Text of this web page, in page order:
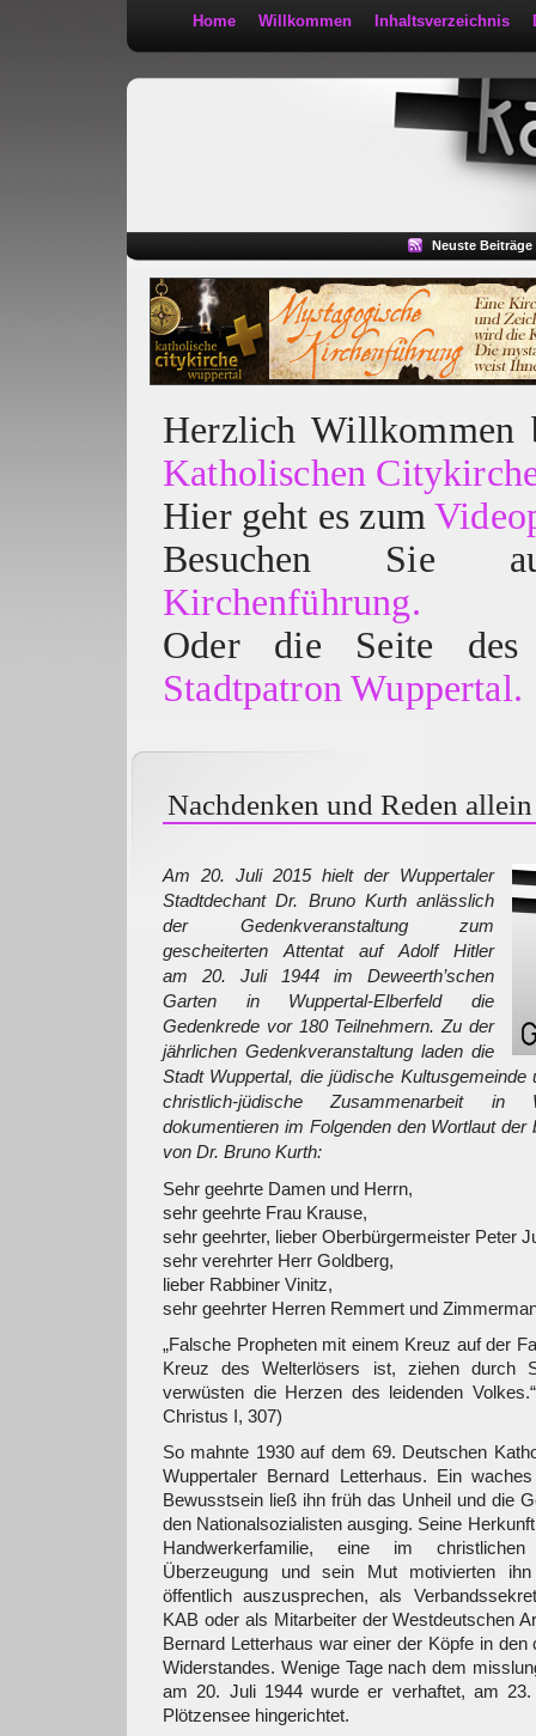
Home Willkommen Inhaltsverzeichnis
Neuste Beiträge
Herzlich
Katholischen
Hier geht es zum
Besuchen
Kirchenführung.
Oder die Seite des
Stadtpatron Wuppertal.
Nachdenken und Reden
Am 20. Juli 2015 hielt der Wuppertaler
Stadtdechant Dr. Bruno Kurth anlässlich
der Gedenkveranstaltung zum
gescheiterten Attentat auf Adolf Hitler
am 20. Juli 1944 im Deweerth’schen
Garten in Wuppertal-Elberfeld die
Gedenkrede vor 180 Teilnehmern. Zu der
jährlichen Gedenkveranstaltung laden die
Stadt Wuppertal, die jüdische
christlich-jüdische Zusammenarbeit
dokumentieren im Folgenden den Wortlaut der
von Dr. Bruno Kurth:
Sehr geehrte Damen und Herrn,
sehr geehrte Frau Krause,
sehr geehrter, lieber Oberbürgermeister Peter
sehr verehrter Herr Goldberg,
lieber Rabbiner Vinitz,
sehr geehrter Herren Remmert und
„Falsche Propheten mit einem Kreuz auf der
Kreuz des Welterlösers ist, ziehen durch
verwüsten die Herzen des leidenden
Christus I, 307)
So mahnte 1930 auf dem 69. Deutschen
Wuppertaler Bernard Letterhaus. Ein
Bewusstsein ließ ihn früh das Unheil und die
den Nationalsozialisten ausging. Seine
Handwerkerfamilie, eine im
Überzeugung und sein Mut motivierten
öffentlich auszusprechen, als
KAB oder als Mitarbeiter der Westdeutschen
Bernard Letterhaus war einer der Köpfe in
Widerstandes. Wenige Tage nach dem
am 20. Juli 1944 wurde er verhaftet, am
Plötzensee hingerichtet.